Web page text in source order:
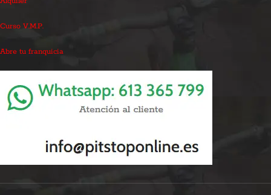
Curso V.M.P.
Abre tu franquicia